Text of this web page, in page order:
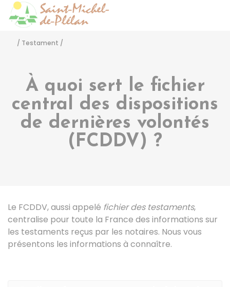
/ Testament /
À quoi sert le fichier
central des dispositions
de dernières volontés
(FCDDV) ?
Le FCDDV, aussi appelé fichier des testaments,
centralise pour toute la France des informations sur
les testaments reçus par les notaires. Nous vous
présentons les informations à connaître.